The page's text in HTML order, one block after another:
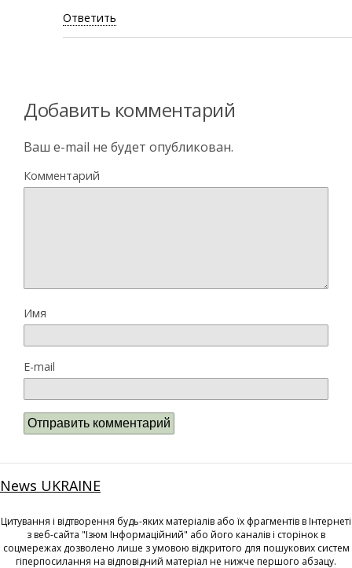
Ответить
Добавить комментарий
Ваш e-mail не будет опубликован.
Комментарий
Имя
E-mail
News UKRAINE
Цитування і відтворення будь-яких матеріалів або їх фрагментів в Інтернеті
з веб-сайта "Ізюм Інформаційний" або його каналів і сторінок в
соцмережах дозволено лише з умовою відкритого для пошукових систем
гіперпосилання на відповідний матеріал не нижче першого абзацу.